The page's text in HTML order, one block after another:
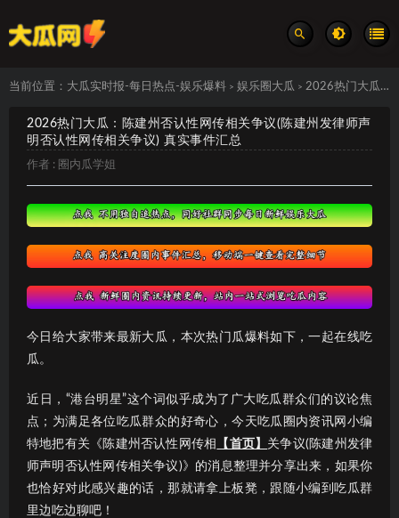
当前位置： 大瓜实时报-每日热点-娱乐爆料 > 娱乐圈大瓜 > 2026热门大瓜：陈建州否认性网传相关争议(陈建州发律师声明否认性网传相关争议) 真实事件汇总
2026热门大瓜：陈建州否认性网传相关争议(陈建州发律师声
明否认性网传相关争议) 真实事件汇总
作者 : 圈内瓜学姐
今日给大家带来最新大瓜，本次热门瓜爆料如下，一起在线吃
瓜。
近日，“港台明星”这个词似乎成为了广大吃瓜群众们的议论焦
点；为满足各位吃瓜群众的好奇心，今天吃瓜圈内资讯网小编
特地把有关《陈建州否认性网传相
【首页】 关争议(陈建州发律
师声明否认性网传相关争议)》的消息整理并分享出来，如果你
也恰好对此感兴趣的话，那就请拿上板凳，跟随小编到吃瓜群
里边吃边聊吧！